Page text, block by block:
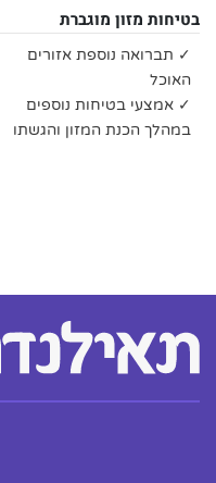
בטיחות מזון מוגברת
✓ תברואה נוספת אזורים
האוכל
✓ אמצעי בטיחות נוספים
במהלך הכנת המזון והגשתו